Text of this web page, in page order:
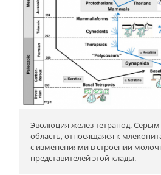
Эволюция желёз тетрапод.
область, относящаяся к
с изменениями в строении
представителей этой клады.